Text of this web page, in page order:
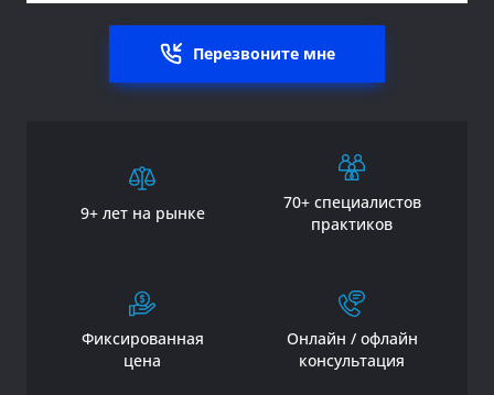
Перезвоните мне
9+ лет на рынке
70+ специалистов
практиков
Фиксированная
цена
Онлайн / офлайн
консультация